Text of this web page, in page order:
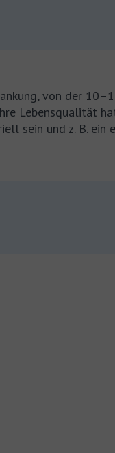
von der
Lebensqualität
sein und z. B. ein